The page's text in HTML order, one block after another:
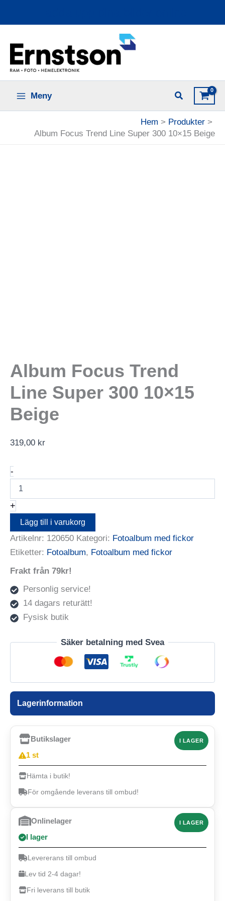
Meny
Hem
Produkter
Album Focus Trend Line Super 300 10×15 Beige
Album Focus Trend
Line Super 300 10×15
Beige
319,00 kr
-Album
Focus
Trend
Line
Super
300
10x15
Beige
mängd
+
Lägg till i varukorg
Artikelnr: 120650 Kategori: Fotoalbum med fickor
Etiketter: Fotoalbum, Fotoalbum med fickor
Frakt från 79kr!
Personlig service!
14 dagars returätt!
Fysisk butik
Säker betalning med Svea
Lagerinformation
Butikslager I LAGER
1 st
Hämta i butik!
För omgående leverans till ombud!
Onlinelager I LAGER
I lager
Levererans till ombud
Lev tid 2-4 dagar!
Fri leverans till butik